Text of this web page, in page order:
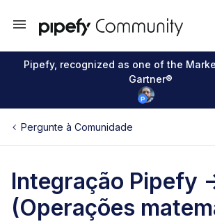
Pipefy, recognized as one of the
Gartner®
Pergunte à Comunidade
Integração Pipefy
(Operações